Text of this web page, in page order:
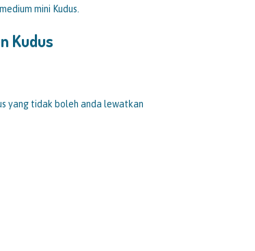
mini Kudus.
Kudus
yang tidak boleh anda lewatkan